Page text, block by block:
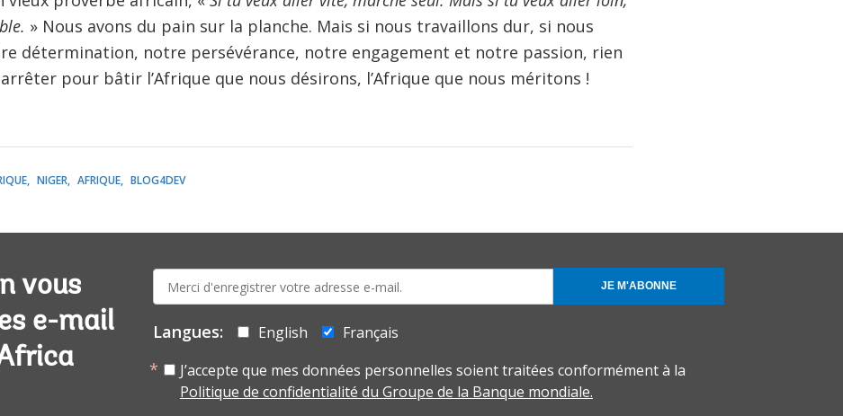
» Nous avons du pain sur la planche. Mais si nous travaillons dur, si nous
détermination, notre persévérance, notre engagement et notre passion, rien
pour bâtir l’Afrique que nous désirons, l’Afrique que nous méritons !
NIGER AFRIQUE BLOG4DEV
vous
e-mail
mail:
Langues: English
Français
J’accepte que mes données personnelles soient traitées conformément à la
Politique de confidentialité du Groupe de la Banque mondiale.
JE M'ABONNE